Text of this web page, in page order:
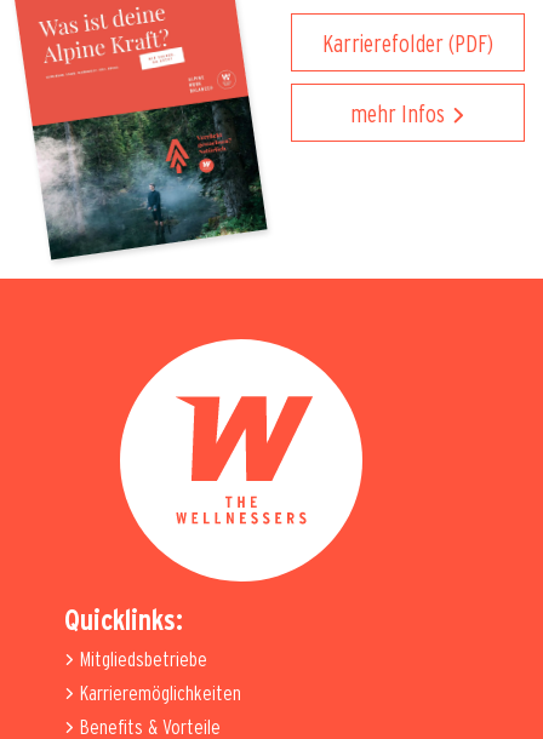
Karrierefolder (PDF)
mehr Infos
Quicklinks:
Mitgliedsbetriebe
Karrieremöglichkeiten
Benefits & Vorteile